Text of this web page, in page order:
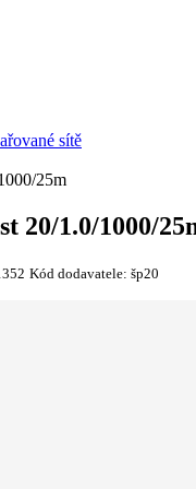
sítě
25m
20/1.0/1000/
Kód dodavatele: šp20